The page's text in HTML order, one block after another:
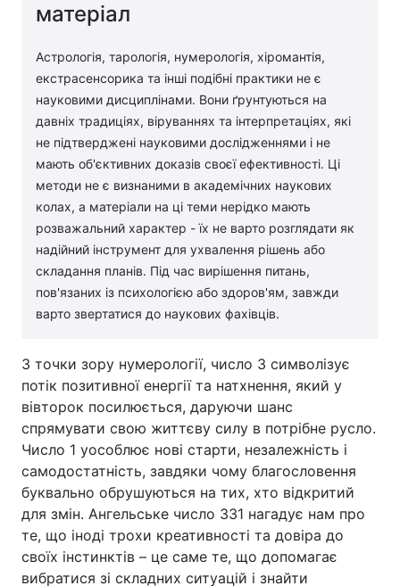
матеріал
Астрологія, тарологія, нумерологія, хіромантія,
екстрасенсорика та інші подібні практики не є
науковими дисциплінами. Вони ґрунтуються на
давніх традиціях, віруваннях та інтерпретаціях, які
не підтверджені науковими дослідженнями і не
мають об'єктивних доказів своєї ефективності. Ці
методи не є визнаними в академічних наукових
колах, а матеріали на ці теми нерідко мають
розважальний характер - їх не варто розглядати як
надійний інструмент для ухвалення рішень або
складання планів. Під час вирішення питань,
пов'язаних із психологією або здоров'ям, завжди
варто звертатися до наукових фахівців.
З точки зору нумерології, число 3 символізує
потік позитивної енергії та натхнення, який у
вівторок посилюється, даруючи шанс
спрямувати свою життєву силу в потрібне русло.
Число 1 уособлює нові старти, незалежність і
самодостатність, завдяки чому благословення
буквально обрушуються на тих, хто відкритий
для змін. Ангельське число 331 нагадує нам про
те, що іноді трохи креативності та довіра до
своїх інстинктів – це саме те, що допомагає
вибратися зі складних ситуацій і знайти